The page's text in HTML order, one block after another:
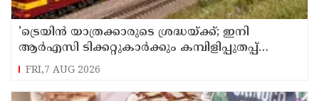
'ട്രെയിൻ യാത്രക്കാരുടെ ശ്രദ്ധയ്ക്ക്‌; ഇനി
ആർഎസി ടിക്കറ്റുകാർക്കും കമ്പിളിപ്പുതപ്പ്
ലഭിക്കും
FRI,7 AUG 2026